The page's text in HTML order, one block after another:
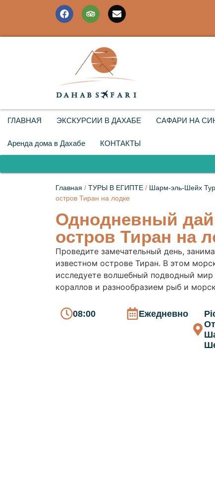
ГЛАВНАЯ ЭКСКУРСИИ В ДАХАБЕ САФАРИ НА
Аренда дома в Дахабе КОНТАКТЫ
Главная / ТУРЫ В ЕГИПТЕ / Шарм-эль-Шейх
остров Тиран на лодке
Однодневный
остров Тиран на
Проведите замечательный день,
известном острове Тиран. В этом
исследуете волшебный подводный
кораллов и разнообразием рыб и
08:00 Ежедневно